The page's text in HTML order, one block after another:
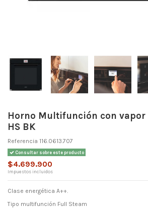
Horno Multifunción con vapor
HS BK
Referencia 116.0613.707
Consultar sobre este producto
$4.699.900
Impuestos incluidos
Clase energética A++.
Tipo multifunción Full Steam